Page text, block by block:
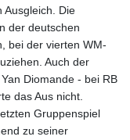
Ausgleich. Die
der deutschen
bei der vierten WM-
Auch der
Diomande - bei RB
das Aus nicht.
Gruppenspiel
zu seiner